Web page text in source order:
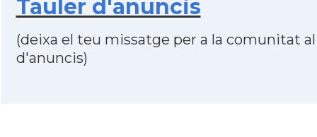
Tauler d'anuncis
(deixa el teu missatge per a la comunitat
d'anuncis)